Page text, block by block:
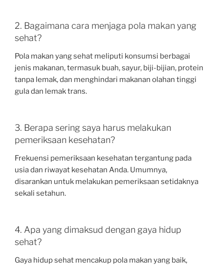
2. Bagaimana cara menjaga pola makan yang
sehat?
Pola makan yang sehat meliputi konsumsi berbagai
jenis makanan, termasuk buah, sayur, biji-bijian, protein
tanpa lemak, dan menghindari makanan olahan tinggi
gula dan lemak trans.
3. Berapa sering saya harus melakukan
pemeriksaan kesehatan?
Frekuensi pemeriksaan kesehatan tergantung pada
usia dan riwayat kesehatan Anda. Umumnya,
disarankan untuk melakukan pemeriksaan setidaknya
sekali setahun.
4. Apa yang dimaksud dengan gaya hidup
sehat?
Gaya hidup sehat mencakup pola makan yang baik,